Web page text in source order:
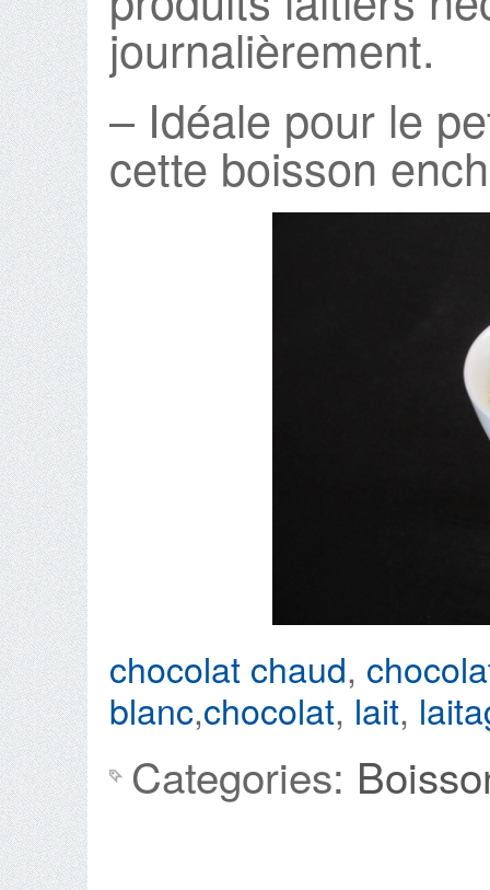
journalièrement.
– Idéale pour le
cette boisson
chocolat chaud,
blanc,chocolat, lait,
Categories: